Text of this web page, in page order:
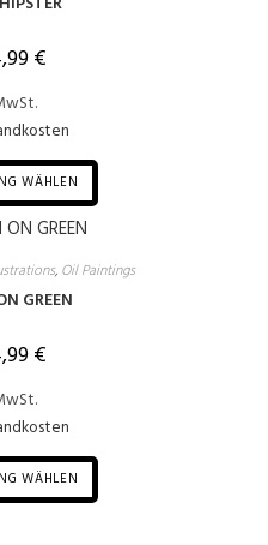
€
WÄHLEN
, Oil Paintings
GREEN
€
WÄHLEN